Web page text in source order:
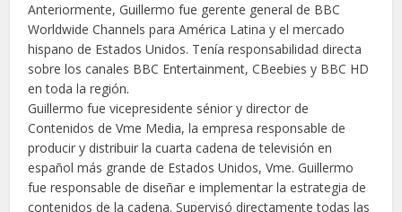
Anteriormente, Guillermo fue gerente general de BBC
Worldwide Channels para América Latina y el mercado
hispano de Estados Unidos. Tenía responsabilidad directa
sobre los canales BBC Entertainment, CBeebies y BBC HD
en toda la región.
Guillermo fue vicepresidente sénior y director de
Contenidos de Vme Media, la empresa responsable de
producir y distribuir la cuarta cadena de televisión en
español más grande de Estados Unidos, Vme. Guillermo
fue responsable de diseñar e implementar la estrategia de
contenidos de la cadena. Supervisó directamente todas las